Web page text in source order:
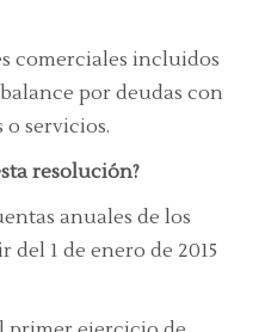
comerciales incluidos
por deudas con
servicios.
resolución?
anuales de los
1 de enero de 2015